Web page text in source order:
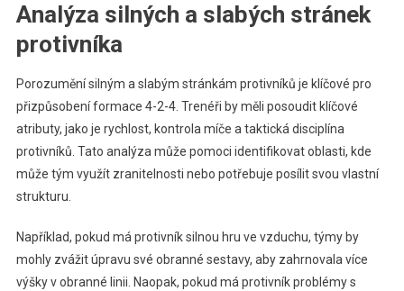
Analýza silných a slabých stránek
protivníka
Porozumění silným a slabým stránkám protivníků je klíčové pro
přizpůsobení formace 4-2-4. Trenéři by měli posoudit klíčové
atributy, jako je rychlost, kontrola míče a taktická disciplína
protivníků. Tato analýza může pomoci identifikovat oblasti, kde
může tým využít zranitelnosti nebo potřebuje posílit svou vlastní
strukturu.
Například, pokud má protivník silnou hru ve vzduchu, týmy by
mohly zvážit úpravu své obranné sestavy, aby zahrnovala více
výšky v obranné linii. Naopak, pokud má protivník problémy s